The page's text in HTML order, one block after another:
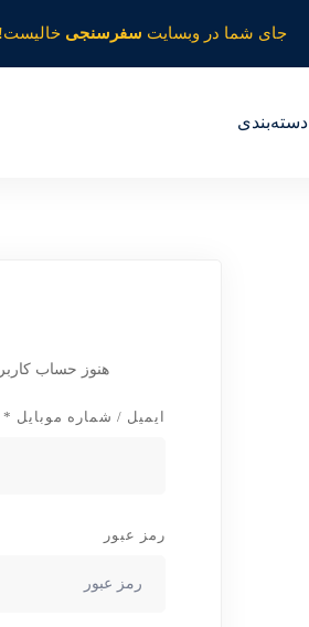
جای شما در وبسایت سفرسنجی خالیست!
دسته‌بندی
هنوز حساب
ایمیل / شماره موبایل *
رمز عبور